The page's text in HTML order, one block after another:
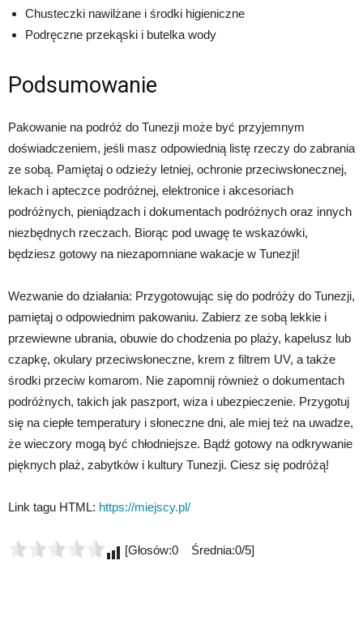
Chusteczki nawilżane i środki higieniczne
Podręczne przekąski i butelka wody
Podsumowanie
Pakowanie na podróż do Tunezji może być przyjemnym
doświadczeniem, jeśli masz odpowiednią listę rzeczy do zabrania
ze sobą. Pamiętaj o odzieży letniej, ochronie przeciwsłonecznej,
lekach i apteczce podróżnej, elektronice i akcesoriach
podróżnych, pieniądzach i dokumentach podróżnych oraz innych
niezbędnych rzeczach. Biorąc pod uwagę te wskazówki,
będziesz gotowy na niezapomniane wakacje w Tunezji!
Wezwanie do działania: Przygotowując się do podróży do Tunezji,
pamiętaj o odpowiednim pakowaniu. Zabierz ze sobą lekkie i
przewiewne ubrania, obuwie do chodzenia po plaży, kapelusz lub
czapkę, okulary przeciwsłoneczne, krem z filtrem UV, a także
środki przeciw komarom. Nie zapomnij również o dokumentach
podróżnych, takich jak paszport, wiza i ubezpieczenie. Przygotuj
się na ciepłe temperatury i słoneczne dni, ale miej też na uwadze,
że wieczory mogą być chłodniejsze. Bądź gotowy na odkrywanie
pięknych plaż, zabytków i kultury Tunezji. Ciesz się podróżą!
Link tagu HTML: https://miejscy.pl/
[Głosów:0 Średnia:0/5]